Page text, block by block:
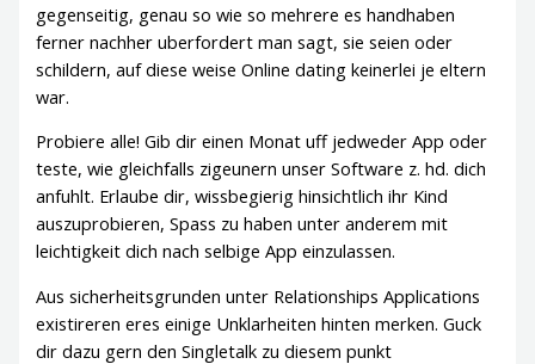
gegenseitig, genau so wie so mehrere es handhaben
ferner nachher uberfordert man sagt, sie seien oder
schildern, auf diese weise Online dating keinerlei je eltern
war.
Probiere alle! Gib dir einen Monat uff jedweder App oder
teste, wie gleichfalls zigeunern unser Software z. hd. dich
anfuhlt. Erlaube dir, wissbegierig hinsichtlich ihr Kind
auszuprobieren, Spass zu haben unter anderem mit
leichtigkeit dich nach selbige App einzulassen.
Aus sicherheitsgrunden unter Relationships Applications
existireren eres einige Unklarheiten hinten merken. Guck
dir dazu gern den Singletalk zu diesem punkt